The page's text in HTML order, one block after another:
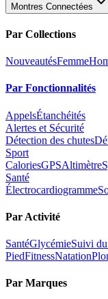
Montres Connectées
Par Collections
NouveautésFemme
Par Fonctionnalités
AppelsÉtanchéités
Alertes et Sécurité
Détection des chutes
Sport
CaloriesGPSAltimètre
Santé
Électrocardiogramme
Par Activité
SantéGlycémieSuivi
PiedFitnessNatation
Par Marques